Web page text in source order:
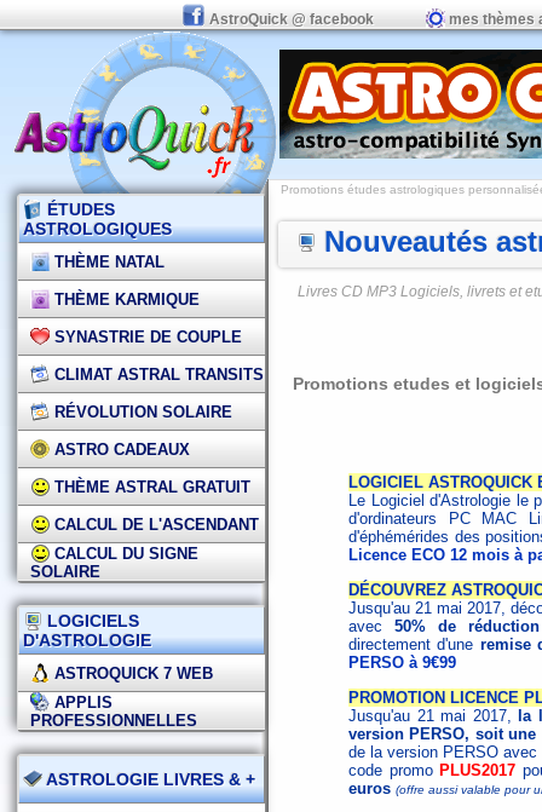
AstroQuick @ facebook mes thèmes
ÉTUDES
ASTROLOGIQUES
THÈME NATAL
THÈME KARMIQUE
SYNASTRIE DE COUPLE
CLIMAT ASTRAL TRANSITS
RÉVOLUTION SOLAIRE
ASTRO CADEAUX
THÈME ASTRAL GRATUIT
CALCUL DE L'ASCENDANT
CALCUL DU SIGNE
SOLAIRE
LOGICIELS
D'ASTROLOGIE
ASTROQUICK 7 WEB
APPLIS
PROFESSIONNELLES
ASTROLOGIE LIVRES & +
Promotions études astrologiques
Nouveautés
Livres CD MP3 Logiciels, livrets et
Promotions etudes et
LOGICIEL ASTROQUICK
Le Logiciel d'Astrologie le
d'ordinateurs PC MAC
d'éphémérides des
Licence ECO 12 mois à
DÉCOUVREZ
Jusqu'au 21 mai 2017,
avec50% de réduction
directement d'une remise
PERSO à 9€99
PROMOTION LICENCE
Jusqu'au 21 mai 2017,
la
version PERSO, soit
de la version PERSO
code promo PLUS2017
euros (offre aussi valable pour